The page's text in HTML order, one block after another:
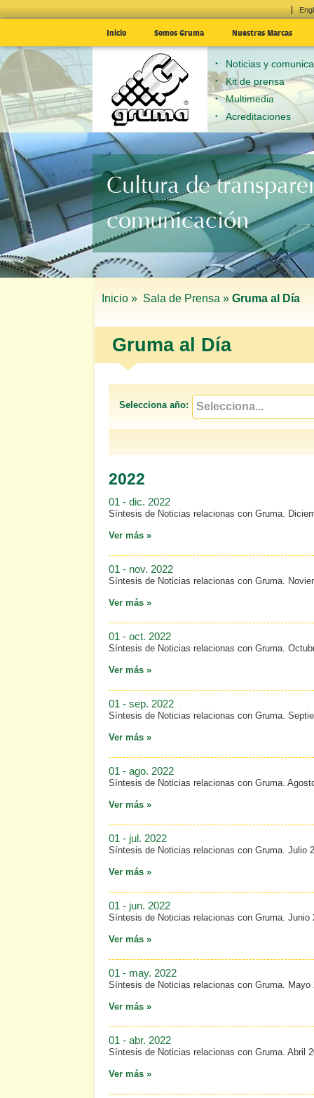
Inicio Somos Gruma Nuestras Marcas
Noticias y
Kit de prensa
Multimedia
Acreditaciones
Cultura de
comunicación
Inicio » Sala de Prensa » Gruma al Día
Gruma al Día
Selecciona año:
2022
01 - dic. 2022
Síntesis de Noticias relacionas con Gruma.
Ver más »
01 - nov. 2022
Síntesis de Noticias relacionas con Gruma.
Ver más »
01 - oct. 2022
Síntesis de Noticias relacionas con Gruma.
Ver más »
01 - sep. 2022
Síntesis de Noticias relacionas con Gruma.
Ver más »
01 - ago. 2022
Síntesis de Noticias relacionas con Gruma.
Ver más »
01 - jul. 2022
Síntesis de Noticias relacionas con Gruma. Julio
Ver más »
01 - jun. 2022
Síntesis de Noticias relacionas con Gruma. Junio
Ver más »
01 - may. 2022
Síntesis de Noticias relacionas con Gruma. Mayo
Ver más »
01 - abr. 2022
Síntesis de Noticias relacionas con Gruma. Abril
Ver más »